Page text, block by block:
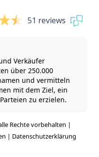
51 reviews
Verkäufer
über 250.000
und vermitteln
mit dem Ziel, ein
zu erzielen.
Rechte vorbehalten |
| Datenschutzerklärung